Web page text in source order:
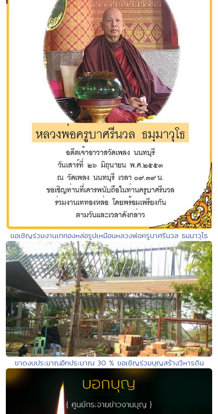
ขอเชิญร่วมงานเททองหล่อรูปเหมือนหลวงพ่อครูบาศรีนวล ธมฺมาวุโธ
ขาดงบประมาณอีกประมาณ 30 % ขอเชิญร่วมบุญสร้างวิหารดิน